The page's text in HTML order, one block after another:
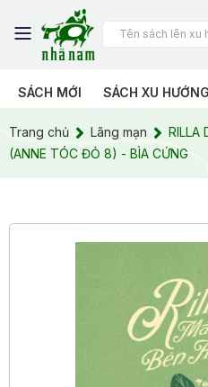
SÁCH MỚI SÁCH XU HƯỚNG
Trang chủ Lãng mạn
RILLA
(ANNE TÓC ĐỎ 8) - BÌA CỨNG